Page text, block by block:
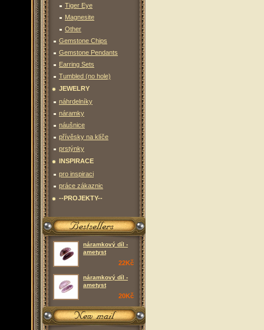
Tiger Eye
Magnesite
Other
Gemstone Chips
Gemstone Pendants
Earring Sets
Tumbled (no hole)
JEWELRY
náhrdelníky
náramky
náušnice
přívěsky na klíče
prstýnky
INSPIRACE
pro inspiraci
práce zákaznic
--PROJEKTY--
náramkový díl -
ametyst
22Kč
náramkový díl -
ametyst
20Kč